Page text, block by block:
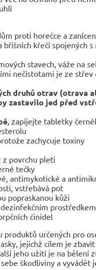
proti horečce a
břišních křečí spojených
stavech, váže na
nečistotami je ze
druhů otrav (otrava
zastavilo jed před
, zapíjejte tabletky
zachycuje toxiny
z povrchu pleti
tečky
antimykotické a
vstřebává pot
popraskanou kůži
činidel
produktů určených pro
jejichž cílem je
jeho užití je na bělení
škodliviny a vyvádět